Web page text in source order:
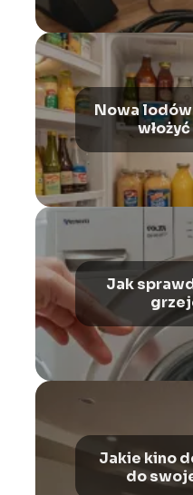
Nowa
Jak
Jakie kino
do